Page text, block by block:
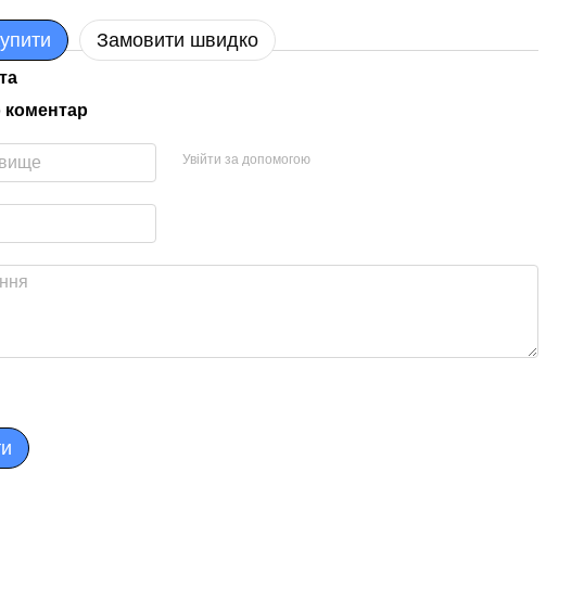
Замовити швидко
коментар
Увійти за допомогою